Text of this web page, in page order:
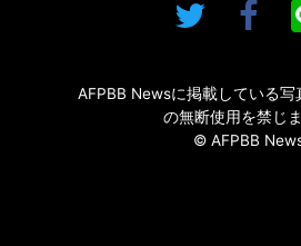
AFPBB Newsに掲載している
の無断使用を禁じま
© AFPBB